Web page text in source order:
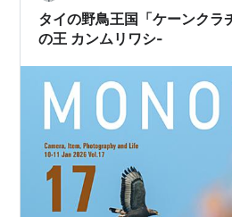
ショウビン見れたが、カンムリワ
タイの野鳥王国「ケーンクラ
の王 カンムリワシ-